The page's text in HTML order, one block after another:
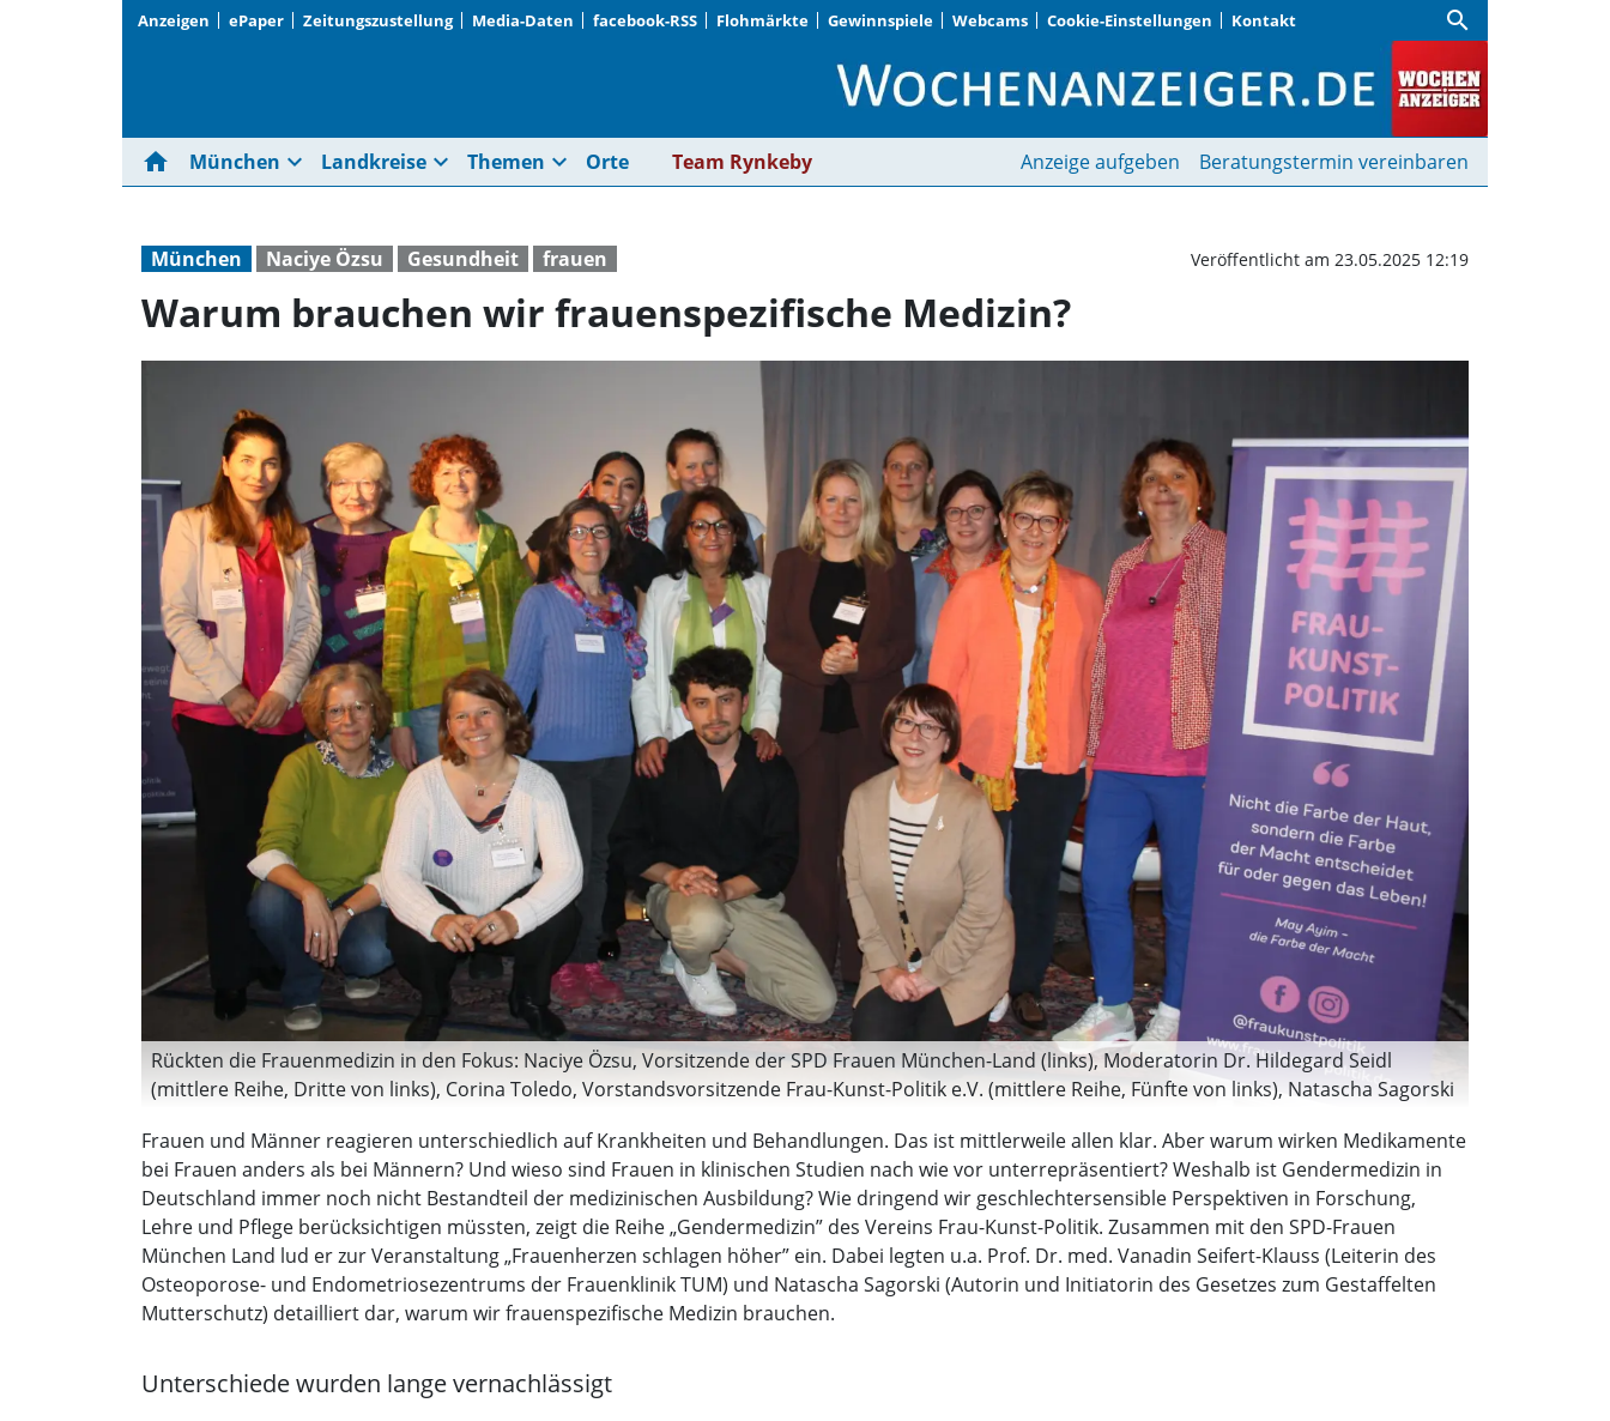
Anzeigen ePaper Zeitungszustellung Media-Daten facebook-RSS Flohmärkte Gewinnspiele Webcams Cookie-Einstellungen Kontakt search
Warum brauchen wir frauenspezifische
home München expand_more Landkreise expand_more Themen expand_more Orte Team Rynkeby Anzeige aufgeben Beratungstermin vereinbaren
München Naciye Özsu Gesundheit frauen Veröffentlicht am 23.05.2025 12:19
Warum brauchen wir frauenspezifische Medizin?
Rückten die Frauenmedizin in den Fokus: Naciye Özsu, Vorsitzende der SPD Frauen München-Land (links), Moderatorin Dr. Hildegard Seidl
(mittlere Reihe, Dritte von links), Corina Toledo, Vorstandsvorsitzende Frau-Kunst-Politik e.V. (mittlere Reihe, Fünfte von links), Natascha Sagorski
Frauen und Männer reagieren unterschiedlich auf Krankheiten und Behandlungen. Das ist mittlerweile allen klar. Aber warum wirken Medikamente
bei Frauen anders als bei Männern? Und wieso sind Frauen in klinischen Studien nach wie vor unterrepräsentiert? Weshalb ist Gendermedizin in
Deutschland immer noch nicht Bestandteil der medizinischen Ausbildung? Wie dringend wir geschlechtersensible Perspektiven in Forschung,
Lehre und Pflege berücksichtigen müssten, zeigt die Reihe „Gendermedizin” des Vereins Frau-Kunst-Politik. Zusammen mit den SPD-Frauen
München Land lud er zur Veranstaltung „Frauenherzen schlagen höher” ein. Dabei legten u.a. Prof. Dr. med. Vanadin Seifert-Klauss (Leiterin des
Osteoporose- und Endometriosezentrums der Frauenklinik TUM) und Natascha Sagorski (Autorin und Initiatorin des Gesetzes zum Gestaffelten
Mutterschutz) detailliert dar, warum wir frauenspezifische Medizin brauchen.
Unterschiede wurden lange vernachlässigt